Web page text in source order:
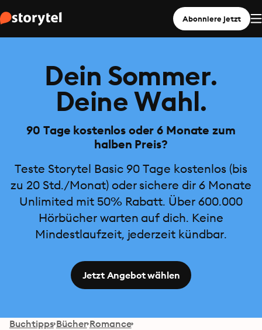
Abonniere jetzt
Dein Sommer.
Deine Wahl.
90 Tage kostenlos oder 6 Monate zum
halben Preis?
Teste Storytel Basic 90 Tage kostenlos (bis
zu 20 Std./Monat) oder sichere dir 6 Monate
Unlimited mit 50% Rabatt. Über 600.000
Hörbücher warten auf dich. Keine
Mindestlaufzeit, jederzeit kündbar.
Jetzt Angebot wählen
Buchtipps Bücher Romance